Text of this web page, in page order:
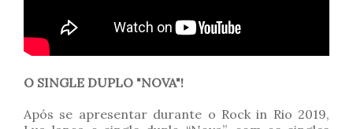
O SINGLE DUPLO "NOVA"!
Após se apresentar durante o Rock in Rio 2019,